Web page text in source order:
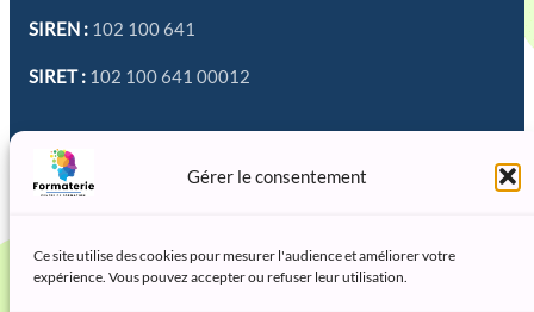
Gérer le consentement
Ce site utilise des cookies pour mesurer l'audience et améliorer votre
expérience. Vous pouvez accepter ou refuser leur utilisation.
SIREN : 102 100 641
SIRET : 102 100 641 00012
Réseaux sociaux
Association déclarée – LA FORMATERIE – activité 85.59A,